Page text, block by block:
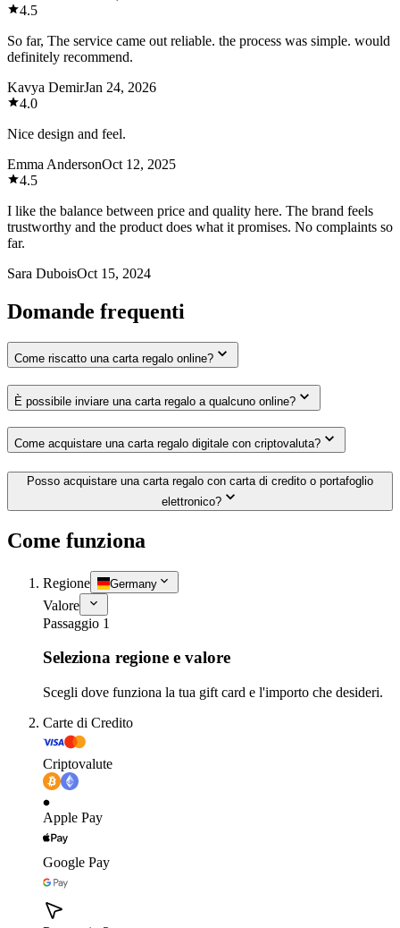
4.5
So far, The service came out reliable. the process was simple. would
definitely recommend.
Kavya DemirJan 24, 2026
4.0
Nice design and feel.
Emma AndersonOct 12, 2025
4.5
I like the balance between price and quality here. The brand feels
trustworthy and the product does what it promises. No complaints so
far.
Sara DuboisOct 15, 2024
Domande frequenti
Come riscatto una carta regalo online?
È possibile inviare una carta regalo a qualcuno online?
Come acquistare una carta regalo digitale con criptovaluta?
Posso acquistare una carta regalo con carta di credito o portafoglio
elettronico?
Come funziona
Regione Germany
Valore
Passaggio 1
Seleziona regione e valore
Scegli dove funziona la tua gift card e l'importo che desideri.
Carte di Credito
Criptovalute
Apple Pay
Google Pay